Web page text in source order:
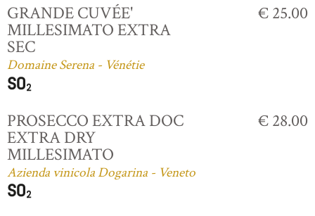
GRANDE CUVÉE'
MILLESIMATO EXTRA
SEC
Domaine Serena - Vénétie
€ 25.00
PROSECCO EXTRA DOC
EXTRA DRY
MILLESIMATO
Azienda vinicola Dogarina - Veneto
€ 28.00